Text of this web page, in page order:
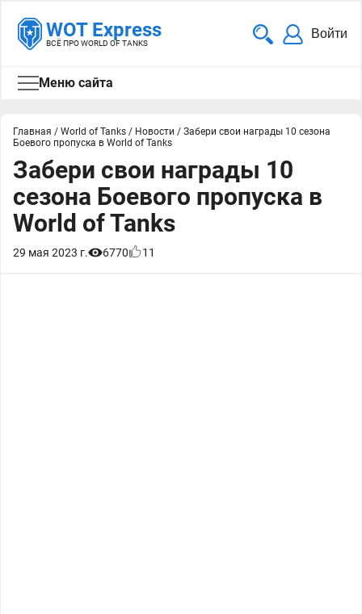
WOT Express
ВСЁ ПРО WORLD OF TANKS
Войти
Меню сайта
Главная / World of Tanks / Новости / Забери свои награды 10 сезона
Боевого пропуска в World of Tanks
Забери свои награды 10
сезона Боевого пропуска в
World of Tanks
29 мая 2023 г. 6770 11